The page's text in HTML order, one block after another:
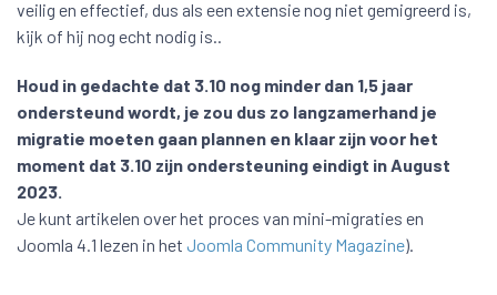
veilig en effectief, dus als een extensie nog niet gemigreerd is,
kijk of hij nog echt nodig is..
Houd in gedachte dat 3.10 nog minder dan 1,5 jaar
ondersteund wordt, je zou dus zo langzamerhand je
migratie moeten gaan plannen en klaar zijn voor het
moment dat 3.10 zijn ondersteuning eindigt in August
2023.
Je kunt artikelen over het proces van mini-migraties en
Joomla 4.1 lezen in het Joomla Community Magazine).